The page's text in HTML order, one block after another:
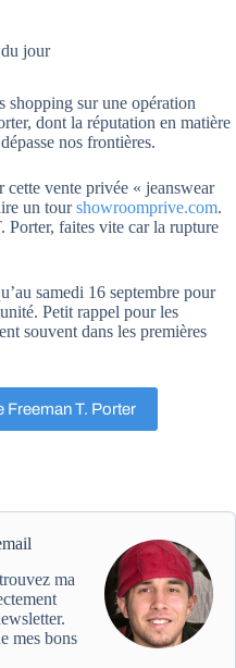
jour
shopping sur une opération
dont la réputation en matière
nos frontières.
vente privée « jeanswear
un tourshowroomprive.com.
Porter, faites vite car la rupture
samedi 16 septembre pour
Petit rappel pour les
souvent dans les premières
Freeman T. Porter
ma
mes bons